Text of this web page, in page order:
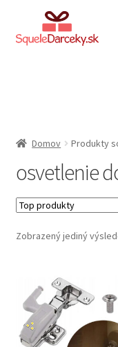
Preskočiť
na
Preskočiť
na
Dôležité informácie
Obchodné podmienky
Kontakt
Domov Produkty
osvetlenie
Zobrazený jediný